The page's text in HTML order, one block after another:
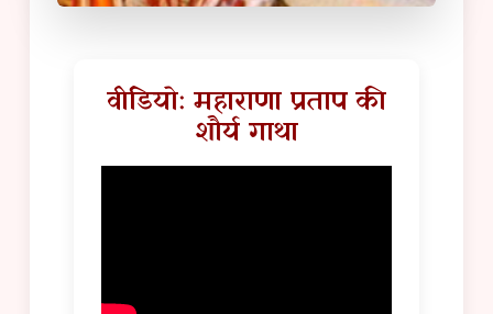
वीडियो: महाराणा प्रताप की
शौर्य गाथा